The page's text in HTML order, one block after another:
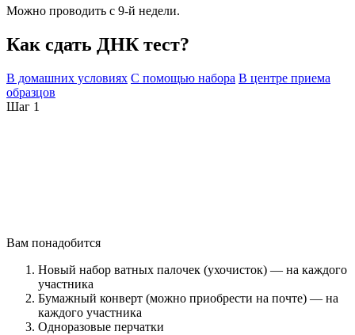
Можно проводить с 9-й недели.
Как сдать ДНК тест?
В домашних условиях С помощью набора В центре приема
образцов
Шаг 1
Вам понадобится
Новый набор ватных палочек (ухочисток) — на каждого
участника
Бумажный конверт (можно приобрести на почте) — на
каждого участника
Одноразовые перчатки